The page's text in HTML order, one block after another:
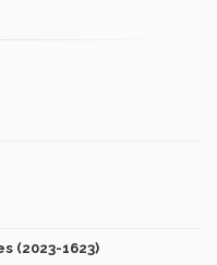
(2023-1623)